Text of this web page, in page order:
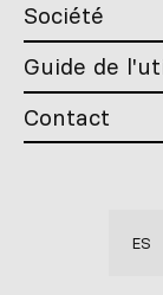
Société
Guide de
Contact
ES